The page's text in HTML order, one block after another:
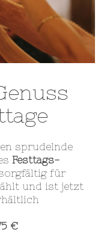
sprudelnde
Festtags-
für
und ist jetzt
€